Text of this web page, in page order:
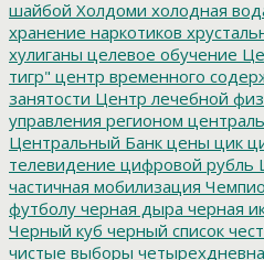
шайбой Холдоми холодная
хранение наркотиков
хулиганы целевое обучение
тигр" центр временного
занятости Центр лечебной
управления регионом
Центральный Банк цены цик
телевидение цифровой рубль
частичная мобилизация
футболу черная дыра черная
Черный куб черный список
чистые выборы